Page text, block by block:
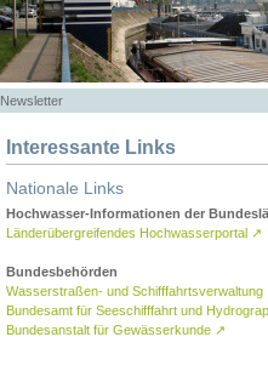
Newsletter
Interessante Links
Nationale Links
Hochwasser-Informationen der
Länderübergreifendes Hochwasserportal ↗
Bundesbehörden
Wasserstraßen- und Schifffahrtsverwaltung
Bundesamt für Seeschifffahrt und
Bundesanstalt für Gewässerkunde ↗